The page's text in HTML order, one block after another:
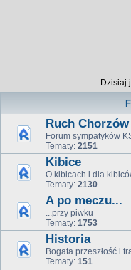
Dzisiaj
Ruch Chorzów
Forum sympatyków
Tematy: 2151
Kibice
O kibicach i dla
Tematy: 2130
A po meczu...
...przy piwku
Tematy: 1753
Historia
Bogata przeszłość i
Tematy: 151